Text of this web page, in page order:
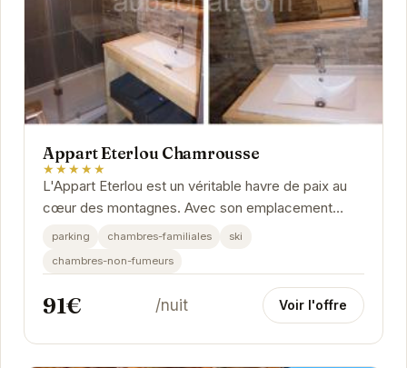
Appart Eterlou Chamrousse
★★★★★
L'Appart Eterlou est un véritable havre de paix au
cœur des montagnes. Avec son emplacement
privilégié, vous pourrez profiter pleinement des...
parking chambres-familiales
ski
chambres-non-fumeurs
91€ /nuit Voir l'offre